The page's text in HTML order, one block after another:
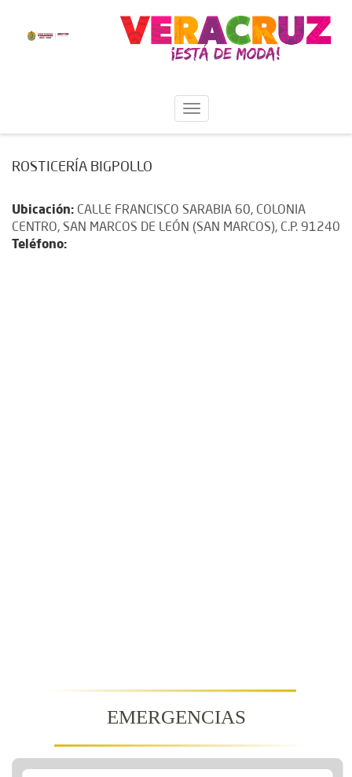
ROSTICERÍA BIGPOLLO
Ubicación: CALLE FRANCISCO SARABIA 60, COLONIA
CENTRO, SAN MARCOS DE LEÓN (SAN MARCOS), C.P. 91240
Teléfono:
EMERGENCIAS